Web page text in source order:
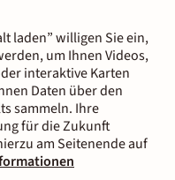
laden” willigen Sie ein,
um Ihnen Videos,
interaktive Karten
Daten über den
sammeln. Ihre
für die Zukunft
am Seitenende auf